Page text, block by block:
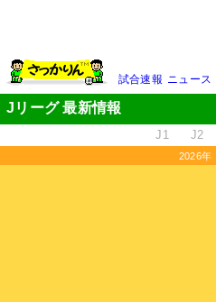
試合速報 ニュース
Jリーグ 最新情報
J1 J2
2026年